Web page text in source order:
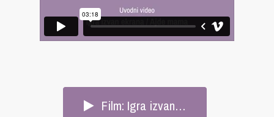
Film: Igra izvan…